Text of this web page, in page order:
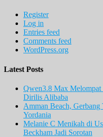
Register
Log in
Entries feed
Comments feed
WordPress.org
Latest Posts
Qwen3.8 Max
Dirilis Alibaba
Amman Beach,
Yordania
Melanie C Menikah di
Beckham Jadi Sorotan